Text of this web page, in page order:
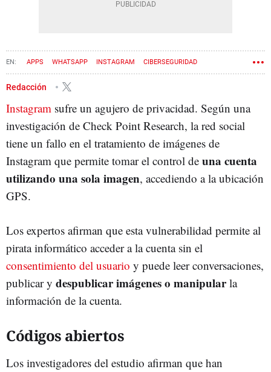
APPS WHATSAPP INSTAGRAM CIBERSEGURIDAD
INFORMÁTICA
Redacción
Instagram sufre un agujero de privacidad. Según una
investigación de Check Point Research, la red social
tiene un fallo en el tratamiento de imágenes de
Instagram que permite tomar el control de una cuenta
utilizando una sola imagen, accediendo a la ubicación
GPS.
Los expertos afirman que esta vulnerabilidad permite al
pirata informático acceder a la cuenta sin el
consentimiento del usuario y puede leer conversaciones,
publicar y despublicar imágenes o manipularla
información de la cuenta.
Códigos abiertos
Los investigadores del estudio afirman que han